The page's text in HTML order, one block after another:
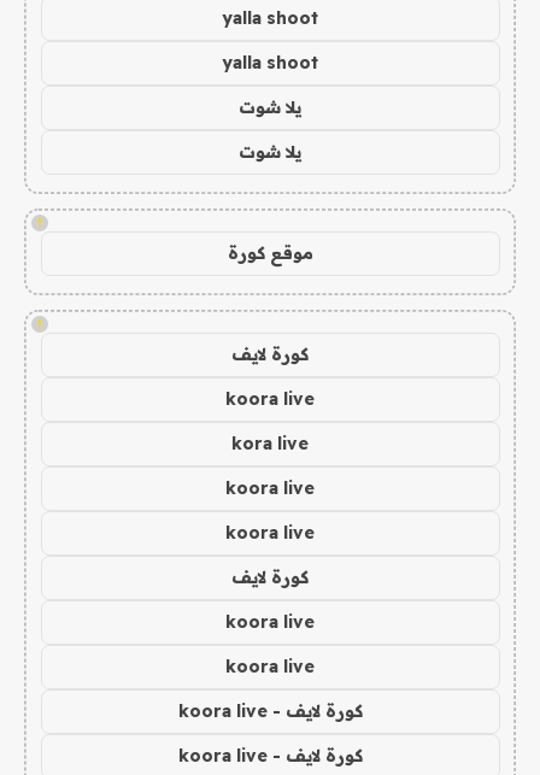
yalla shoot
yalla shoot
يلا شوت
يلا شوت
!
موقع كورة
!
كورة لايف
koora live
kora live
koora live
koora live
كورة لايف
koora live
koora live
كورة لايف - koora live
كورة لايف - koora live